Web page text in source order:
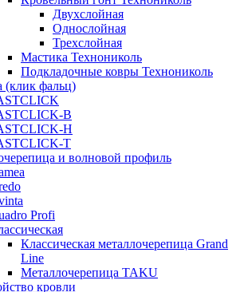
Двухслойная
Однослойная
Трехслойная
Мастика Технониколь
Подкладочные ковры Технониколь
(клик фальц)
B
H
T
и волновой профиль
Profi
Классическая металлочерепица Grand
Line
Металлочерепица TAKU
кровли